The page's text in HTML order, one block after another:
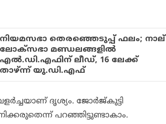
നിയമസഭാ തെരഞ്ഞെടുപ്പ് ഫലം; നാല്
ലോക്സഭാ മണ്ഡലങ്ങളിൽ
എൽ.ഡി.എഫിന് ലീഡ്, 16 ലേക്ക്
താഴ്ന്ന് യു.ഡി.എഫ്
ദൃശ്യം. ജോർജ്‌കുട്ടി
പറഞ്ഞിട്ടുണ്ടാകാം.